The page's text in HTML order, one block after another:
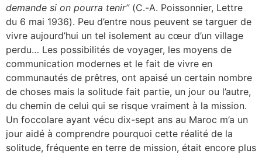
demande si on pourra tenir”(C.-A. Poissonnier, Lettre
du 6 mai 1936). Peu d’entre nous peuvent se targuer de
vivre aujourd’hui un tel isolement au cœur d’un village
perdu… Les possibilités de voyager, les moyens de
communication modernes et le fait de vivre en
communautés de prêtres, ont apaisé un certain nombre
de choses mais la solitude fait partie, un jour ou l’autre,
du chemin de celui qui se risque vraiment à la mission.
Un foccolare ayant vécu dix-sept ans au Maroc m’a un
jour aidé à comprendre pourquoi cette réalité de la
solitude, fréquente en terre de mission, était encore plus